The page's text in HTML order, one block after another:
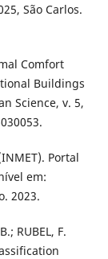
São Carlos.
Comfort
Buildings
Science, v. 5,
Portal
em:
2023.
RUBEL, F.